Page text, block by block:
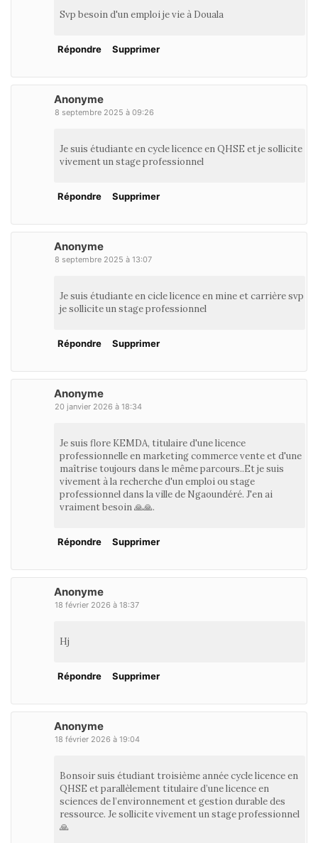
Svp besoin d'un emploi je vie à Douala
Répondre Supprimer
Anonyme
8 septembre 2025 à 09:26
Je suis étudiante en cycle licence en QHSE et je sollicite
vivement un stage professionnel
Répondre Supprimer
Anonyme
8 septembre 2025 à 13:07
Je suis étudiante en cicle licence en mine et carrière svp
je sollicite un stage professionnel
Répondre Supprimer
Anonyme
20 janvier 2026 à 18:34
Je suis flore KEMDA, titulaire d'une licence
professionnelle en marketing commerce vente et d'une
maîtrise toujours dans le même parcours..Et je suis
vivement à la recherche d'un emploi ou stage
professionnel dans la ville de Ngaoundéré. J'en ai
vraiment besoin 🙏🙏.
Répondre Supprimer
Anonyme
18 février 2026 à 18:37
Hj
Répondre Supprimer
Anonyme
18 février 2026 à 19:04
Bonsoir suis étudiant troisième année cycle licence en
QHSE et parallèlement titulaire d’une licence en
sciences de l’environnement et gestion durable des
ressource. Je sollicite vivement un stage professionnel
🙏